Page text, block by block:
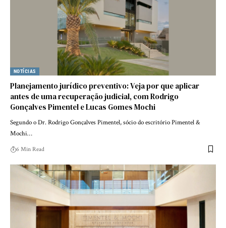
NOTÍCIAS
Planejamento jurídico preventivo: Veja por que aplicar
antes de uma recuperação judicial, com Rodrigo
Gonçalves Pimentel e Lucas Gomes Mochi
Segundo o Dr. Rodrigo Gonçalves Pimentel, sócio do escritório Pimentel &
Mochi…
6 Min Read